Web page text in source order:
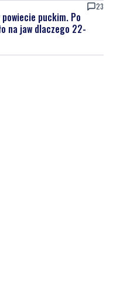
23
puckim. Po
na jaw dlaczego 22-